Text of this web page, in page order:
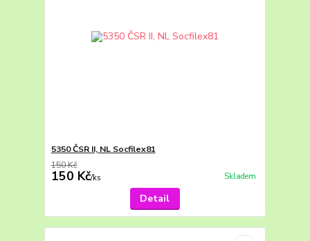
5350 ČSR II, NL Socfilex81
150 Kč
150 Kč/ks Skladem
Detail